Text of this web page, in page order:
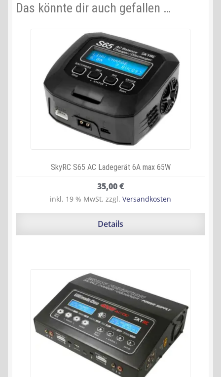
Das könnte dir auch gefallen …
SkyRC S65 AC Ladegerät 6A max 65W
35,00€
inkl. 19 % MwSt. zzgl. Versandkosten
Details